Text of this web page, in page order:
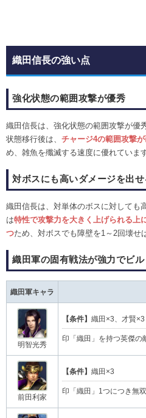
織田信長の強い点
強化状態の範囲攻撃が優秀
織田信長は、強化状態の範囲攻撃が優
状態移行後は、 チャージ4の範囲攻撃
め、雑魚を殲滅する速度に優れています
対ボスにも高いダメージを出せ
織田信長は、対単体のボスに対しても
は特性で攻撃力を大きく上げられる上
つため、対ボスでも障壁を1～2回壊せ
織田軍の固有戦法が強力でビ
織田軍キャラ
明智光秀
【条件】 織田×3、才賢×3
印「織田」を持つ英傑の
前田利家
【条件】 織田×3
印「織田」1つにつき無